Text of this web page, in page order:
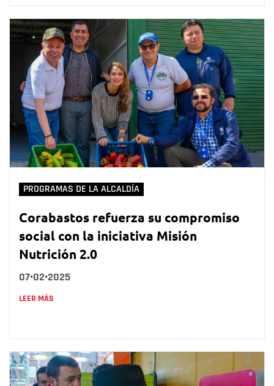
PROGRAMAS DE LA ALCALDÍA
Corabastos refuerza su compromiso
social con la iniciativa Misión
Nutrición 2.0
07•02•2025
LEER MÁS